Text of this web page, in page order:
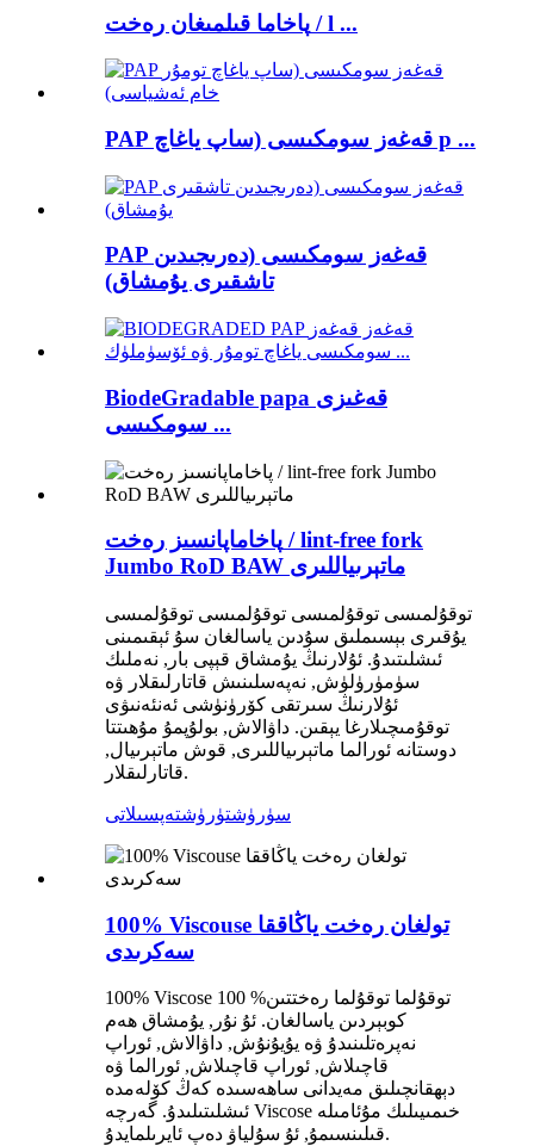
پاخاما قىلمىغان رەخت / l ...
PAP قەغەز سومكىسى (ساپ ياغاچ p ...
PAP قەغەز سومكىسى (دەرىجىدىن
تاشقىرى يۇمشاق)
BiodeGradable papa قەغىزى
سومكىسى ...
پاخاماپانسىز رەخت / lint-free fork
Jumbo RoD BAW ماتېرىياللىرى
توقۇلمىسى توقۇلمىسى توقۇلمىسى توقۇلمىسى
يۇقىرى بېسىملىق سۇدىن ياسالغان سۇ ئېقىمىنى
ئىشلىتىدۇ. ئۇلارنىڭ يۇمشاق قېپى بار, نەملىك
سۈمۈرۈلۈش, نەپەسلىنىش قاتارلىقلار ۋە
ئۇلارنىڭ سىرتقى كۆرۈنۈشى ئەنئەنىۋى
توقۇمىچىلارغا يېقىن. داۋالاش, بولۇپمۇ مۇھىتتا
دوستانە ئورالما ماتېرىياللىرى, قوش ماتېرىيال,
قاتارلىقلار.
سۈرۈشتۈرۈشتەپسىلاتى
100% Viscouse تولغان رەخت ياڭاققا
سەكرىدى
100% Viscose توقۇلما توقۇلما رەختتىن% 100
كوبېردىن ياسالغان. ئۇ نۇر, يۇمشاق ھەم
نەپرەتلىنىدۇ ۋە يۇيۇنۇش, داۋالاش, ئوراپ
قاچىلاش, ئوراپ قاچىلاش, ئورالما ۋە
دېھقانچىلىق مەيدانى ساھەسىدە كەڭ كۆلەمدە
ئىشلىتىلىدۇ. گەرچە Viscose خىمىيىلىك مۇئامىلە
قىلىنسىمۇ, ئۇ سۇلياۋ دەپ ئايرىلمايدۇ.